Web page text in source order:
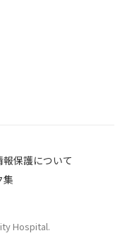
報保護について
集
Hospital.